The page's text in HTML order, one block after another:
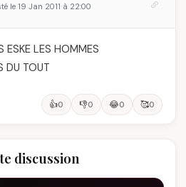
le 19 Jan 2011 à 22:00
ESKE LES HOMMES
DU TOUT
👍0 👎0 😂0 🥰0
discussion